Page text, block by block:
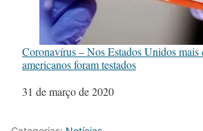
Coronavírus – Nos Estados Unidos mais
americanos foram testados
Data
31 de março de 2020